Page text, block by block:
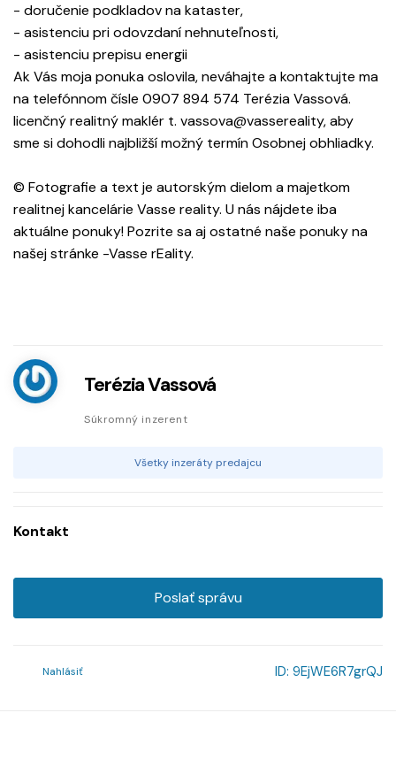
- doručenie podkladov na kataster,
- asistenciu pri odovzdaní nehnuteľnosti,
- asistenciu prepisu energii
Ak Vás moja ponuka oslovila, neváhajte a kontaktujte ma
na telefónnom čísle 0907 894 574 Terézia Vassová.
licenčný realitný maklér t. vassova@vassereality, aby
sme si dohodli najbližší možný termín Osobnej obhliadky.
© Fotografie a text je autorským dielom a majetkom
realitnej kancelárie Vasse reality. U nás nájdete iba
aktuálne ponuky! Pozrite sa aj ostatné naše ponuky na
našej stránke -Vasse rEality.
Terézia Vassová
Súkromný inzerent
Všetky inzeráty predajcu
Kontakt
Poslať správu
Nahlásiť ID: 9EjWE6R7grQJ